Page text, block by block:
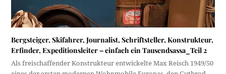
Bergsteiger, Skifahrer, Journalist, Schriftsteller, Konstrukteur,
Erfinder, Expeditionsleiter – einfach ein Tausendsassa_Teil 2
Als freischaffender Konstrukteur entwickelte Max Reisch 1949/50